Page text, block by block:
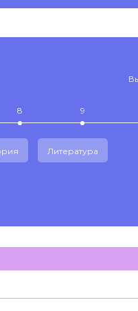
8 9
Литература